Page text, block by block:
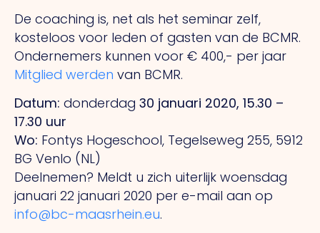
De coaching is, net als het seminar zelf,
kosteloos voor leden of gasten van de BCMR.
Ondernemers kunnen voor € 400,- per jaar
Mitglied werden van BCMR.
Datum: donderdag 30 januari 2020, 15.30 –
17.30 uur
Wo: Fontys Hogeschool, Tegelseweg 255, 5912
BG Venlo (NL)
Deelnemen? Meldt u zich uiterlijk woensdag
januari 22 januari 2020 per e-mail aan op
info@bc-maasrhein.eu.